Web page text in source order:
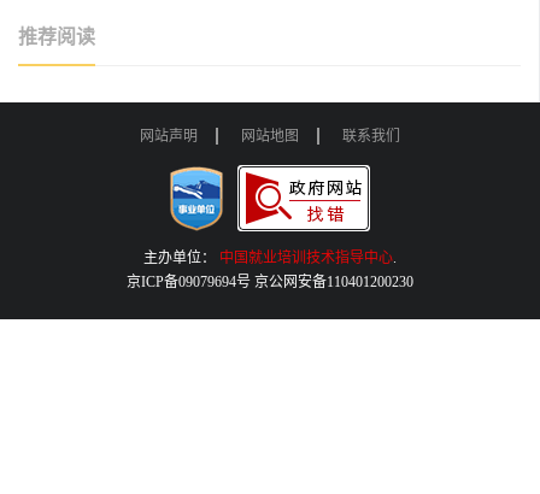
推荐阅读
网站声明 网站地图 联系我们
主办单位： 中国就业培训技术指导中心.
京ICP备09079694号 京公网安备110401200230